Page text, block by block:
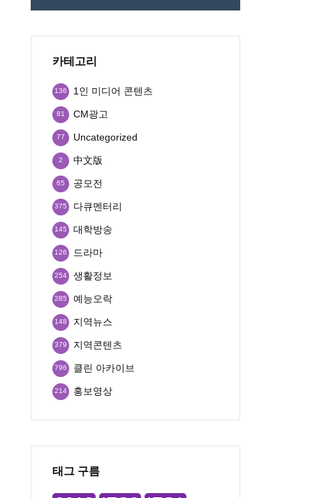
카테고리
1인 미디어 콘텐츠
136
CM광고
81
Uncategorized
77
中文版
2
공모전
65
다큐멘터리
375
대학방송
145
드라마
126
생활정보
254
예능오락
285
지역뉴스
148
지역콘텐츠
379
클린 아카이브
796
홍보영상
214
태그 구름